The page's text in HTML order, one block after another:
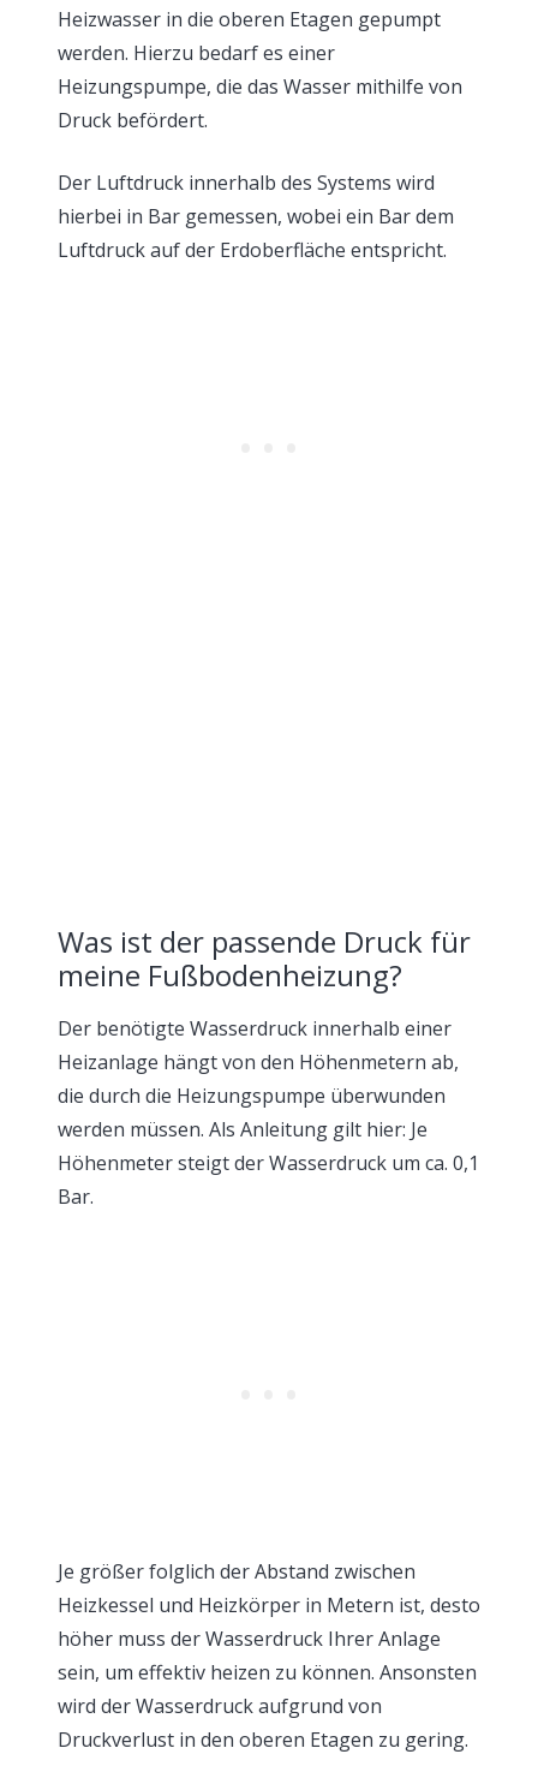
Heizwasser in die oberen Etagen gepumpt
werden. Hierzu bedarf es einer
Heizungspumpe, die das Wasser mithilfe von
Druck befördert.
Der Luftdruck innerhalb des Systems wird
hierbei in Bar gemessen, wobei ein Bar dem
Luftdruck auf der Erdoberfläche entspricht.
Was ist der passende Druck für
meine Fußbodenheizung?
Der benötigte Wasserdruck innerhalb einer
Heizanlage hängt von den Höhenmetern ab,
die durch die Heizungspumpe überwunden
werden müssen. Als Anleitung gilt hier: Je
Höhenmeter steigt der Wasserdruck um ca. 0,1
Bar.
Je größer folglich der Abstand zwischen
Heizkessel und Heizkörper in Metern ist, desto
höher muss der Wasserdruck Ihrer Anlage
sein, um effektiv heizen zu können. Ansonsten
wird der Wasserdruck aufgrund von
Druckverlust in den oberen Etagen zu gering.